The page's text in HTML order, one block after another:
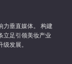
力垂直媒体。 构建
立足引领美妆产业
发展。